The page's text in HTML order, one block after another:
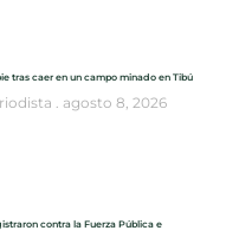
tras caer en un campo minado en Tibú
agosto 8, 2026
contra la Fuerza Pública e